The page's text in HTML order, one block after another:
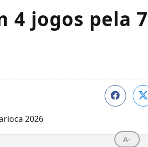
4 jogos pela
A-